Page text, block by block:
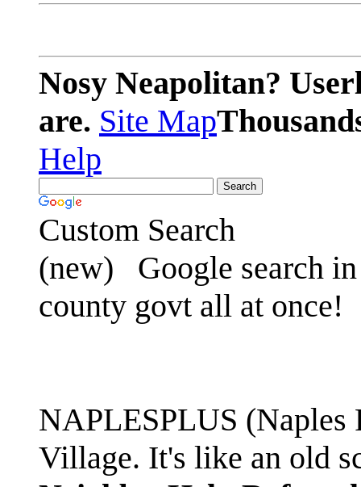
Nosy Neapolitan?
are. Site Map
Help
Custom Search
(new)
Google search
county govt all at once!
NAPLESPLUS
Village. It's like an old